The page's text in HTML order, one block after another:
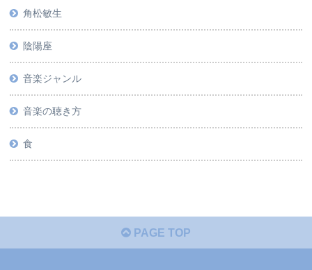
角松敏生
陰陽座
音楽ジャンル
音楽の聴き方
食
PAGE TOP